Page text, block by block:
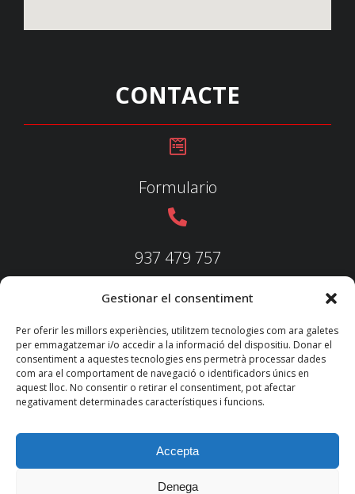
Gestionar el consentiment
Per oferir les millors experiències, utilitzem tecnologies com ara galetes
per emmagatzemar i/o accedir a la informació del dispositiu. Donar el
consentiment a aquestes tecnologies ens permetrà processar dades
com ara el comportament de navegació o identificadors únics en
aquest lloc. No consentir o retirar el consentiment, pot afectar
negativament determinades característiques i funcions.
Accepta
Denega
CONTACTE
Formulario
937 479 757
937 479 758
federacio@fedecatjudo.cat